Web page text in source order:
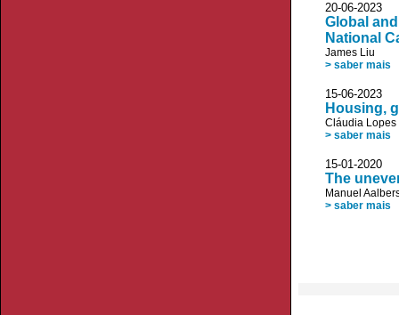
20-06-
Global
National
James Liu
> saber mais
15-06-
Housing,
Cláudia Lopes
> saber mais
15-01-
The
Manuel
> saber mais